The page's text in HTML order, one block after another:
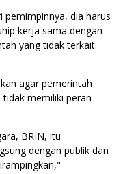
pemimpinnya, dia harus
kerja sama dengan
yang tidak terkait
agar pemerintah
memiliki peran
BRIN, itu
dengan publik dan